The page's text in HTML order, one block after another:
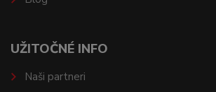
UŽITOČNÉ INFO
Naši partneri